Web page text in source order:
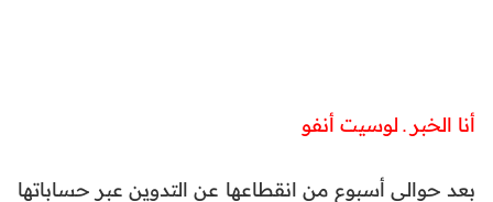
أنا الخبر ـ لوسيت أنفو
بعد حوالي أسبوع من انقطاعها عن التدوين عبر حساباتها